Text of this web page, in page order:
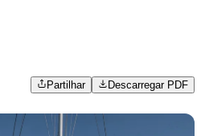
Partilhar Descarregar PDF